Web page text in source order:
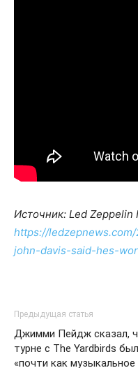
Источник: Led Zeppelin
https://
john-davis-said-hes-
Предыдущая статья
Джимми Пейдж сказал,
турне с The Yardbirds
«почти как музыкальное